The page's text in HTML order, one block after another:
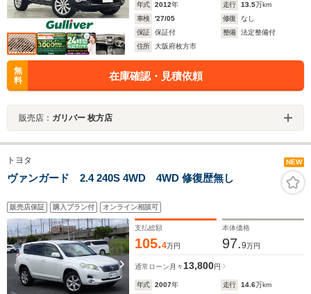
年式 2012年 走行 13.5万km
車検
'27/05 修復
なし
保証
保証付 整備
法定整備付
住所
大阪府枚方市
無
料
在庫確認・見積依頼
販売店： ガリバー 枚方店
トヨタ NEW
ヴァンガード 2.4 240S 4WD 4WD 修復歴無し
販売店保証 購入プラン付 オンライン相談可
支払総額
105.4万円
本体価格
97.9万円
通常ローン 月々13,800円
年式 2007年 走行 14.6万km